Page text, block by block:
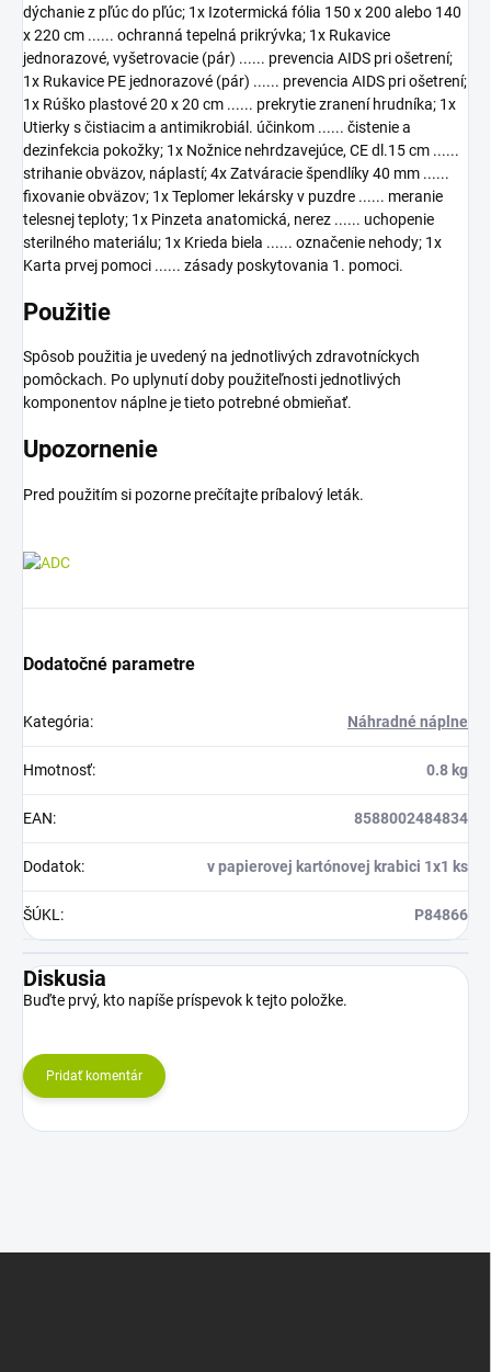
dýchanie z pľúc do pľúc; 1x Izotermická fólia 150 x 200 alebo 140
x 220 cm ...... ochranná tepelná prikrývka; 1x Rukavice
jednorazové, vyšetrovacie (pár) ...... prevencia AIDS pri ošetrení;
1x Rukavice PE jednorazové (pár) ...... prevencia AIDS pri ošetrení;
1x Rúško plastové 20 x 20 cm ...... prekrytie zranení hrudníka; 1x
Utierky s čistiacim a antimikrobiál. účinkom ...... čistenie a
dezinfekcia pokožky; 1x Nožnice nehrdzavejúce, CE dl.15 cm ......
strihanie obväzov, náplastí; 4x Zatváracie špendlíky 40 mm ......
fixovanie obväzov; 1x Teplomer lekársky v puzdre ...... meranie
telesnej teploty; 1x Pinzeta anatomická, nerez ...... uchopenie
sterilného materiálu; 1x Krieda biela ...... označenie nehody; 1x
Karta prvej pomoci ...... zásady poskytovania 1. pomoci.
Použitie
Spôsob použitia je uvedený na jednotlivých zdravotníckych
pomôckach. Po uplynutí doby použiteľnosti jednotlivých
komponentov náplne je tieto potrebné obmieňať.
Upozornenie
Pred použitím si pozorne prečítajte príbalový leták.
Dodatočné parametre
Kategória: Náhradné náplne
Hmotnosť: 0.8 kg
EAN: 8588002484834
Dodatok: v papierovej kartónovej krabici 1x1 ks
ŠÚKL: P84866
Diskusia
Buďte prvý, kto napíše príspevok k tejto položke.
Pridať komentár